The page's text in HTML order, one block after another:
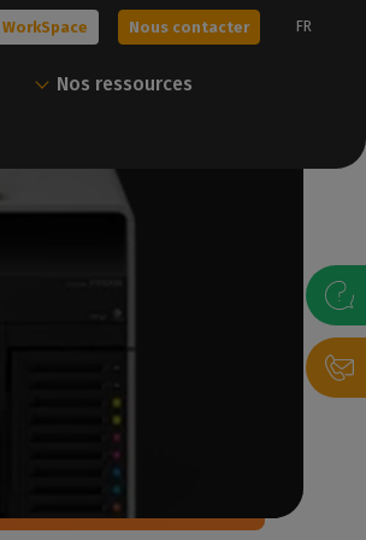
besoins.
Nos ressources
via notre portail
Nous contacter FR